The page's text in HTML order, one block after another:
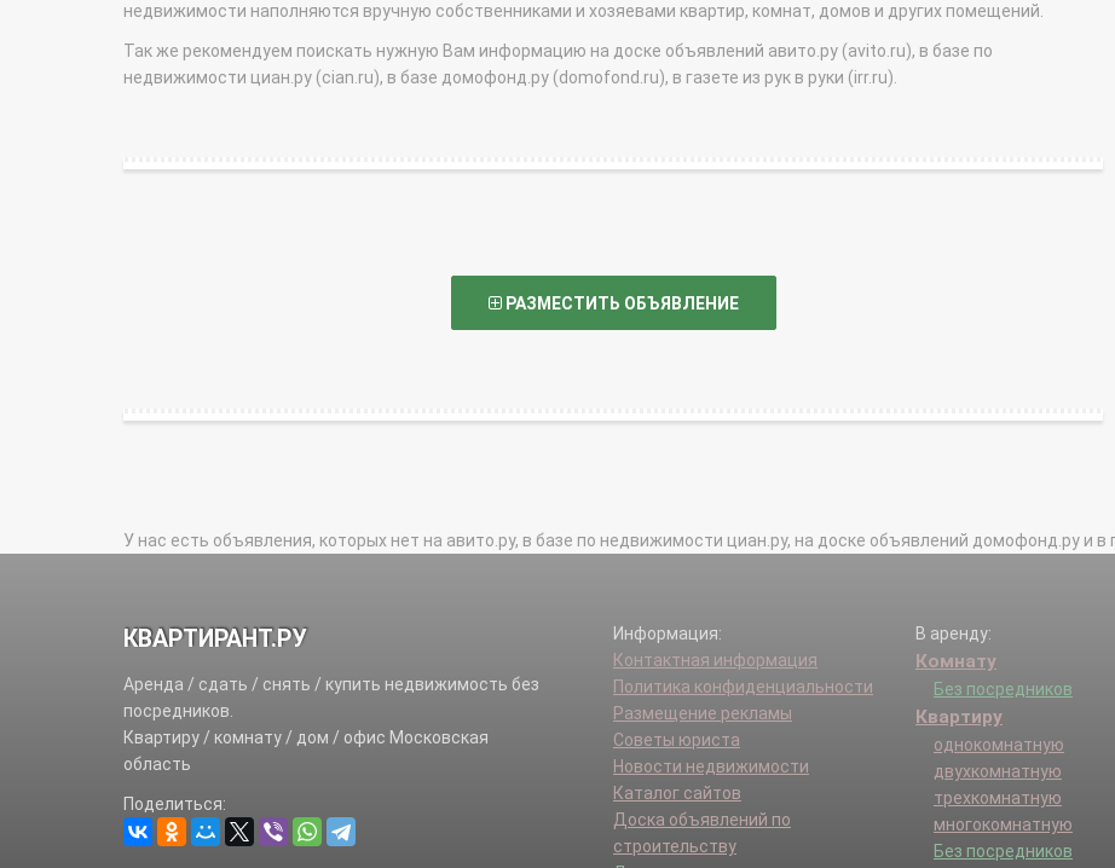
недвижимости наполняются вручную собственниками и хозяевами квартир, комнат, домов и других помещений.
Так же рекомендуем поискать нужную Вам информацию на доске объявлений авито.ру (avito.ru), в базе по
недвижимости циан.ру (cian.ru), в базе домофонд.ру (domofond.ru), в газете из рук в руки (irr.ru).
РАЗМЕСТИТЬ ОБЪЯВЛЕНИЕ
У нас есть объявления, которых нет на авито.ру, в базе по недвижимости циан.ру, на доске объявлений домофонд.ру и в
КВАРТИРАНТ.РУ
Аренда / сдать / снять / купить недвижимость без
посредников.
Квартиру / комнату / дом / офис Московская
область
Поделиться:
Информация:
Контактная информация
Политика конфиденциальности
Размещение рекламы
Советы юриста
Новости недвижимости
Каталог сайтов
Доска объявлений по
строительству
В аренду:
Комнату
Без посредников
Квартиру
однокомнатную
двухкомнатную
трехкомнатную
многокомнатную
Без посредников